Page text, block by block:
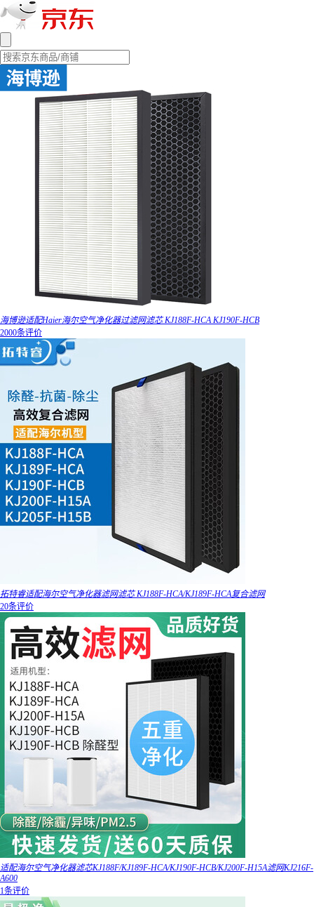
海博逊适配Haier海尔空气净化器过滤网滤芯 KJ188F-HCA KJ190F-HCB
2000条评价
拓特睿适配海尔空气净化器滤网滤芯 KJ188F-HCA/KJ189F-HCA复合滤网
20条评价
适配海尔空气净化器滤芯KJ188F/KJ189F-HCA/KJ190F-HCB/KJ200F-H15A滤网KJ216F-
A600
1条评价